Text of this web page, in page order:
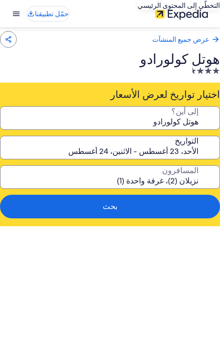
التخطّي إلى المحتوى الرئيسي
حمّل تطبيقنا
عرض جميع المنشآت
هوتل كولورادو
منشأة
فندقية
مصنفة
3.5
اختيار تواريخ لعرض الأسعار
إلى أين؟
التواريخ
المسافرون
بحث